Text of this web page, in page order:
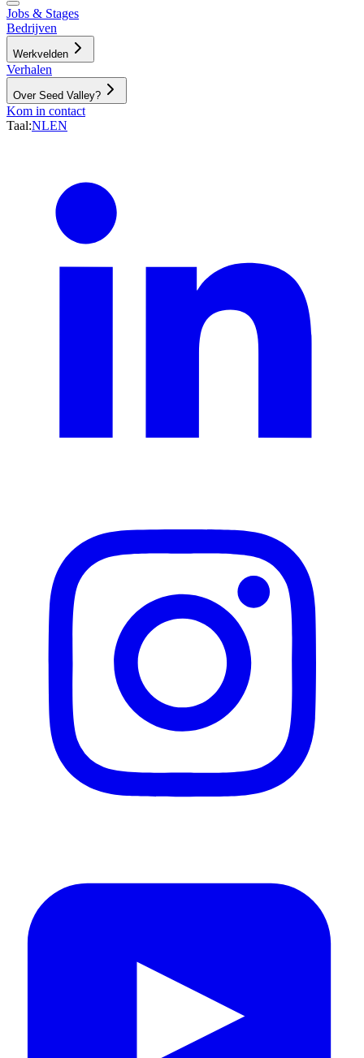
Jobs & Stages
Bedrijven
Werkvelden
Verhalen
Over Seed Valley?
Kom in contact
Taal:NLEN